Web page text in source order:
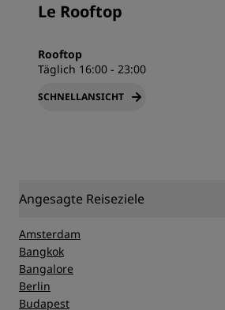
Le Rooftop
Rooftop
Täglich 16:00 - 23:00
SCHNELLANSICHT
Angesagte Reiseziele
Amsterdam
Bangkok
Bangalore
Berlin
Budapest